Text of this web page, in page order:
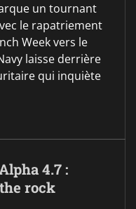
un tournant
le rapatriement
Week vers le
laisse derrière
qui inquiète
4.7 :
rock